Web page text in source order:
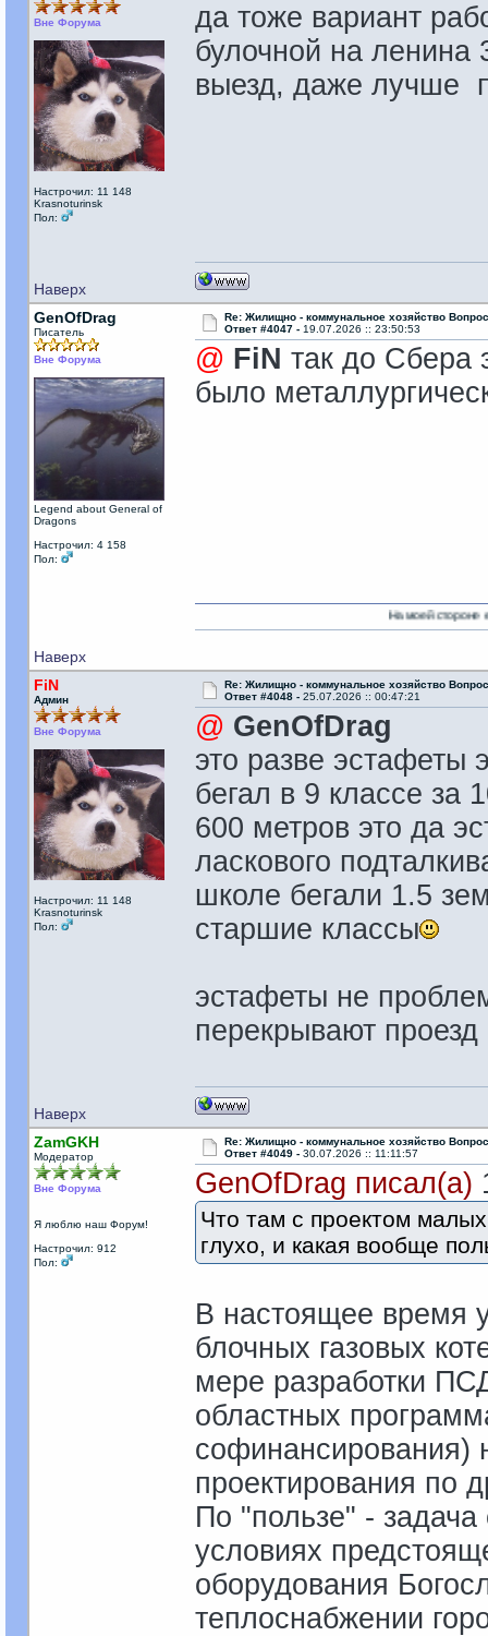
Вне Форума
Настрочил: 11 148
Krasnoturinsk
Пол:
да тоже вариант
булочной на ленина
выезд, даже лучше
Наверх
GenOfDrag
Писатель
Вне Форума
Legend about General of
Dragons
Настрочил: 4 158
Пол:
Re: Жилищно - коммунальное хозяйство
Ответ #4047 - 19.07.2026 :: 23:50:53
@ FiN так до Сбера
было
Наверх
На моей стороне есть Никто!
FiN
Админ
Вне Форума
Настрочил: 11 148
Krasnoturinsk
Пол:
Re: Жилищно - коммунальное хозяйство
Ответ #4048 - 25.07.2026 :: 00:47:21
@ GenOfDrag
это разве эстафеты
бегал в 9 классе за
600 метров это да
ласкового
школе бегали 1.5
старшие классы
эстафеты не
перекрывают
Наверх
ZamGKH
Модератор
Вне Форума
Я люблю наш Форум!
Настрочил: 912
Пол:
Re: Жилищно - коммунальное хозяйство
Ответ #4049 - 30.07.2026 :: 11:11:57
GenOfDrag писал(а)
Что там с проектом
глухо, и какая вообще
В настоящее время
блочных газовых
мере разработки
областных
проектирования по
По "пользе" -
условиях
оборудования
теплоснабжении